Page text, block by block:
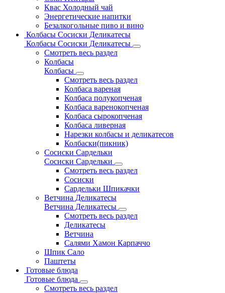
Квас Холодный чай
Энергетические напитки
Безалкогольные пиво и вино
Колбасы Сосиски Деликатесы
Колбасы Сосиски Деликатесы
Смотреть весь раздел
Колбасы
Колбасы
Смотреть весь раздел
Колбаса вареная
Колбаса полукопченая
Колбаса варенокопченая
Колбаса сырокопченая
Колбаса ливерная
Нарезки колбасы и деликатесов
Колбаски(пикник)
Сосиски Сардельки
Сосиски Сардельки
Смотреть весь раздел
Сосиски
Сардельки Шпикачки
Ветчина Деликатесы
Ветчина Деликатесы
Смотреть весь раздел
Деликатесы
Ветчина
Салями Хамон Карпаччо
Шпик Сало
Паштеты
Готовые блюда
Готовые блюда
Смотреть весь раздел